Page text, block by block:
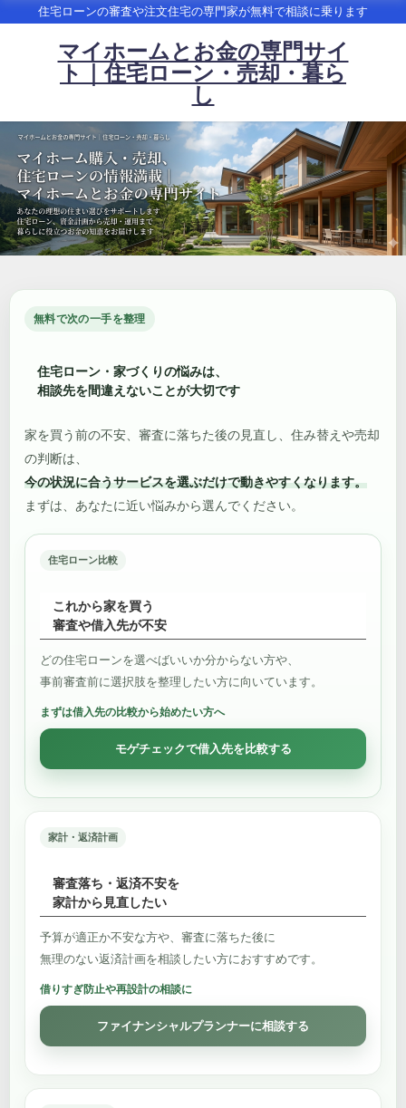
住宅ローンの審査や注文住宅の専門家が無料で相談に乗ります
マイホームとお金の専門サイ
ト｜住宅ローン・売却・暮ら
し
無料で次の一手を整理
住宅ローン・家づくりの悩みは、
相談先を間違えないことが大切です
家を買う前の不安、審査に落ちた後の見直し、住み替えや売却
の判断は、
今の状況に合うサービスを選ぶだけで動きやすくなります。
まずは、あなたに近い悩みから選んでください。
住宅ローン比較
これから家を買う
審査や借入先が不安
どの住宅ローンを選べばいいか分からない方や、
事前審査前に選択肢を整理したい方に向いています。
まずは借入先の比較から始めたい方へ
モゲチェックで借入先を比較する
家計・返済計画
審査落ち・返済不安を
家計から見直したい
予算が適正か不安な方や、審査に落ちた後に
無理のない返済計画を相談したい方におすすめです。
借りすぎ防止や再設計の相談に
ファイナンシャルプランナーに相談する